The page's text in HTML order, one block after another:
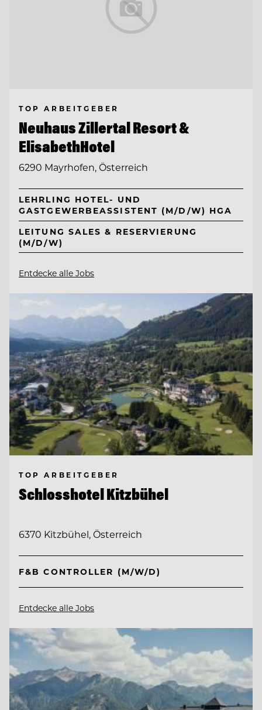
TOP ARBEITGEBER
Neuhaus Zillertal Resort &
ElisabethHotel
6290 Mayrhofen, Österreich
LEHRLING HOTEL- UND
GASTGEWERBEASSISTENT (M/D/W) HGA
LEITUNG SALES & RESERVIERUNG
(M/D/W)
Entdecke alle Jobs
TOP ARBEITGEBER
Schlosshotel Kitzbühel
6370 Kitzbühel, Österreich
F&B CONTROLLER (M/W/D)
Entdecke alle Jobs